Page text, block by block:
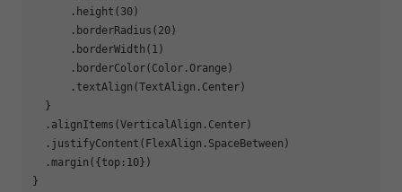
      .height(30)
      .borderRadius(20)
      .borderWidth(1)
      .borderColor(Color.Orange)
      .textAlign(TextAlign.Center)
  }
  .alignItems(VerticalAlign.Center)
  .justifyContent(FlexAlign.SpaceBetween)
  .margin({top:10})